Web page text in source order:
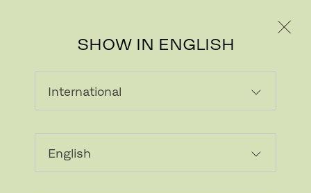
SHOW IN ENGLISH
LYSESTAGER
VASER OG KRUKKER
LYSESTAGER